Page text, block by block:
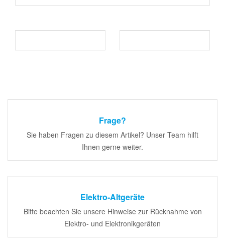
Frage?
Sie haben Fragen zu diesem Artikel? Unser Team hilft
Ihnen gerne weiter.
Elektro-Altgeräte
Bitte beachten Sie unsere Hinweise zur Rücknahme von
Elektro- und Elektronikgeräten